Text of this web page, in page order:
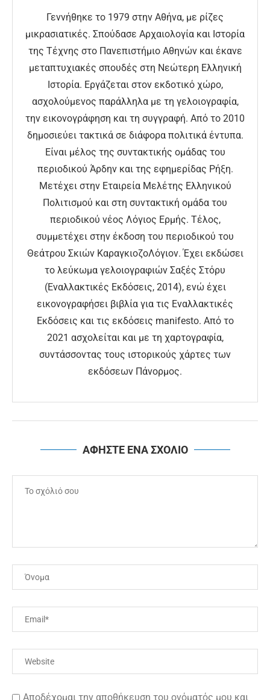
Γεννήθηκε το 1979 στην Αθήνα, με ρίζες
μικρασιατικές. Σπούδασε Αρχαιολογία και Ιστορία
της Τέχνης στο Πανεπιστήμιο Αθηνών και έκανε
μεταπτυχιακές σπουδές στη Νεώτερη Ελληνική
Ιστορία. Εργάζεται στον εκδοτικό χώρο,
ασχολούμενος παράλληλα με τη γελοιογραφία,
την εικονογράφηση και τη συγγραφή. Από το 2010
δημοσιεύει τακτικά σε διάφορα πολιτικά έντυπα.
Είναι μέλος της συντακτικής ομάδας του
περιοδικού Άρδην και της εφημερίδας Ρήξη.
Μετέχει στην Εταιρεία Μελέτης Ελληνικού
Πολιτισμού και στη συντακτική ομάδα του
περιοδικού νέος Λόγιος Ερμής. Τέλος,
συμμετέχει στην έκδοση του περιοδικού του
Θεάτρου Σκιών ΚαραγκιοζοΛόγιον. Έχει εκδώσει
το λεύκωμα γελοιογραφιών Σαξές Στόρυ
(Εναλλακτικές Εκδόσεις, 2014), ενώ έχει
εικονογραφήσει βιβλία για τις Εναλλακτικές
Εκδόσεις και τις εκδόσεις manifesto. Από το
2021 ασχολείται και με τη χαρτογραφία,
συντάσσοντας τους ιστορικούς χάρτες των
εκδόσεων Πάνορμος.
ΑΦΗΣΤΕ ΕΝΑ ΣΧΟΛΙΟ
Αποδέχομαι την αποθήκευση του ονόματός μου και